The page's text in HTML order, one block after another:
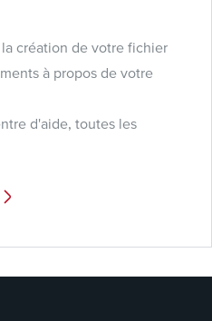
création de votre fichier
à propos de votre
d'aide, toutes les